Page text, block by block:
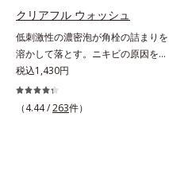
複合成分配合＝肌を保護し、乾燥を
防ぐ複合成分 ※ ビルベリー葉エ
キス、タベブイアインペチギノサ樹
皮エキス*4 グリセリルグルコシド
ルジメチコン）クロスポリマー、ジ
メチコン（カバー成分）*5 アクリ
の整肌成分(*1)から成る「ナノVCシ
が浸透してから成分を放出する特殊
技術によって、高い浸透力(*2)と安
定性を実現。毛穴の目立ちをしっか
りケア(*3)して、ゆらぎやすいニキ
ビ肌を、みずみずしい清潔な垢抜け
クリアフル ウォッシュ
低刺激性の濃密泡が角栓の詰まりを
溶かして落とす。ニキビの原因を残
さないクリアな肌に洗い上げる洗顔
料。「ニキビをくり返してしまう」
「毛穴目立ちが気になる」「マスク
税込1,430円
（4.44 /263件）